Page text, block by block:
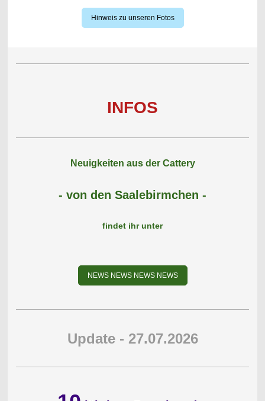
Hinweis zu unseren Fotos
INFOS
Neuigkeiten aus der Cattery
- von den Saalebirmchen -
findet ihr unter
NEWS NEWS NEWS NEWS
Update - 27.07.2026